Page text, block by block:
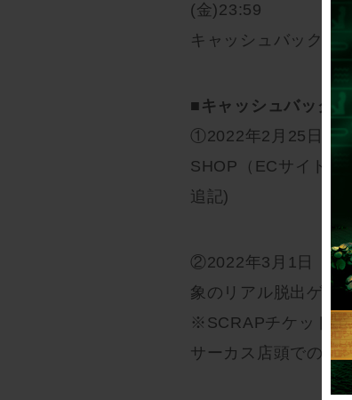
(金)23:59
キャッシュバック対
■キャッシュバック
①2022年2月25日（
SHOP（ECサイト）
追記)
②2022年3月1日（火
象のリアル脱出ゲー
※SCRAPチケット、
サーカス店頭での購